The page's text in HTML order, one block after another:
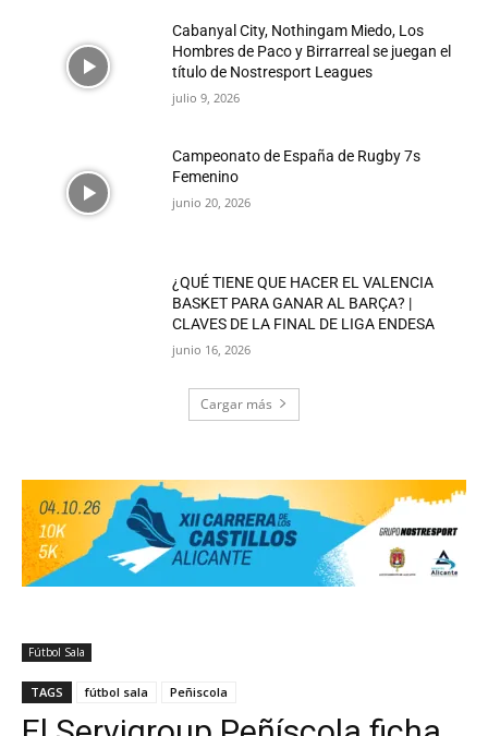
Cabanyal City, Nothingam Miedo, Los
Hombres de Paco y Birrarreal se juegan el
título de Nostresport Leagues
julio 9, 2026
Campeonato de España de Rugby 7s
Femenino
junio 20, 2026
¿QUÉ TIENE QUE HACER EL VALENCIA
BASKET PARA GANAR AL BARÇA? |
CLAVES DE LA FINAL DE LIGA ENDESA
junio 16, 2026
Cargar más